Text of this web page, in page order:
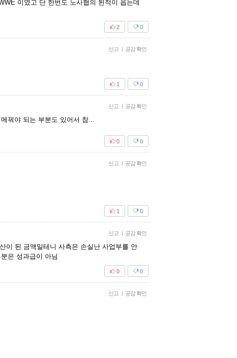
이였고 단 한번도 노사협의 된적이 읍는데
0
2
신고 | 공감 확인
0
1
신고 | 공감 확인
꿔야 되는 부분도 있어서 참...
0
0
신고 | 공감 확인
0
1
신고 | 공감 확인
이 된 금액일테니 사측은 손실난 사업부를 안
은 성과급이 아님
0
0
신고 | 공감 확인